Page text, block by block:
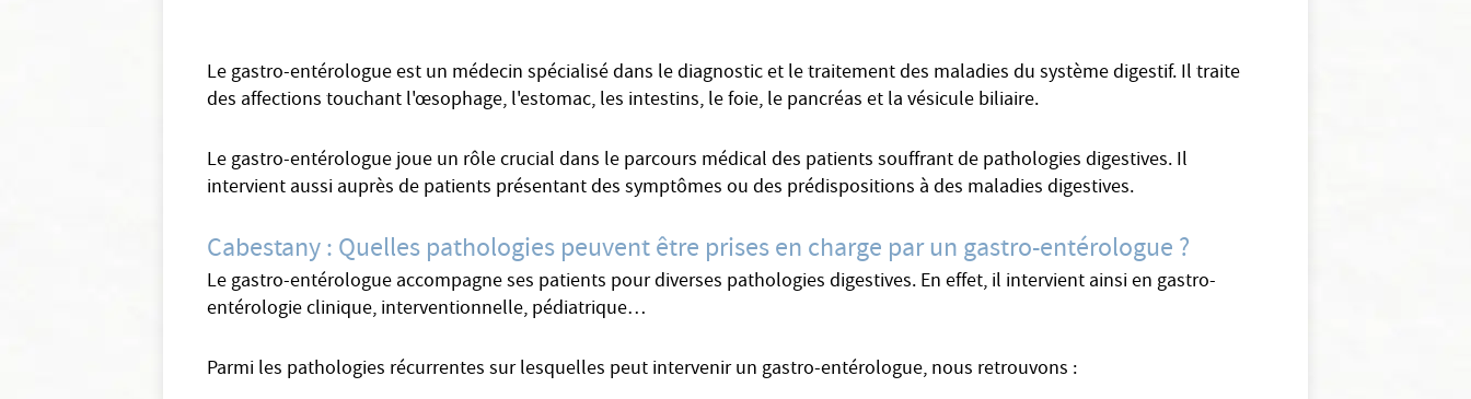
Le gastro-entérologue est un médecin spécialisé dans le diagnostic et le traitement des maladies du système digestif. Il traite
des affections touchant l'œsophage, l'estomac, les intestins, le foie, le pancréas et la vésicule biliaire.
Le gastro-entérologue joue un rôle crucial dans le parcours médical des patients souffrant de pathologies digestives. Il
intervient aussi auprès de patients présentant des symptômes ou des prédispositions à des maladies digestives.
Cabestany : Quelles pathologies peuvent être prises en charge par un gastro-entérologue ?
Le gastro-entérologue accompagne ses patients pour diverses pathologies digestives. En effet, il intervient ainsi en gastro-
entérologie clinique, interventionnelle, pédiatrique…
Parmi les pathologies récurrentes sur lesquelles peut intervenir un gastro-entérologue, nous retrouvons :